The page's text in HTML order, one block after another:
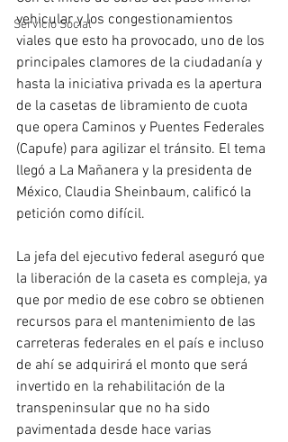
Servicio Social
vehicular y los congestionamientos
viales que esto ha provocado, uno de los
principales clamores de la ciudadanía y
hasta la iniciativa privada es la apertura
de la casetas de libramiento de cuota
que opera Caminos y Puentes Federales
(Capufe) para agilizar el tránsito. El tema
llegó a La Mañanera y la presidenta de
México, Claudia Sheinbaum, calificó la
petición como difícil.
La jefa del ejecutivo federal aseguró que
la liberación de la caseta es compleja, ya
que por medio de ese cobro se obtienen
recursos para el mantenimiento de las
carreteras federales en el país e incluso
de ahí se adquirirá el monto que será
invertido en la rehabilitación de la
transpeninsular que no ha sido
pavimentada desde hace varias